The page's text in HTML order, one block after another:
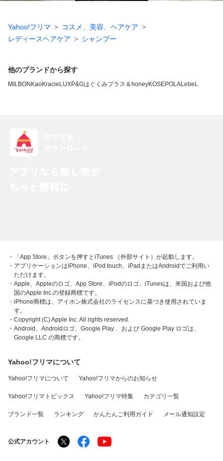
Yahoo!フリマ
コスメ、美容、ヘアケア
レディースヘアケア
シャンプー
他のブランドから探す
MILBON KaoKracie LUXP&Gはぐくみプラス ＆honeyKOSEPOLALebeL
・「App Store」ボタンを押すとiTunes （外部サイト）が起動します。
・アプリケーションはiPhone、iPod touch、iPadまたはAndroidでご利用い
ただけます。
・Apple、Appleのロゴ、App Store、iPodのロゴ、iTunesは、米国および他
国のApple Inc.の登録商標です。
・iPhone商標は、アイホン株式会社のライセンスに基づき使用されていま
す。
・Copyright (C) Apple Inc. All rights reserved.
・Android、Androidロゴ、Google Play 、および Google Play ロゴは、
Google LLC の商標です。
Yahoo!フリマについて
Yahoo!フリマについて Yahoo!フリマからのお知らせ
Yahoo!フリマトピックス Yahoo!フリマ特集 カテゴリ一覧
ブランド一覧 ランキング かんたんご利用ガイド メール通知設定
公式アカウント